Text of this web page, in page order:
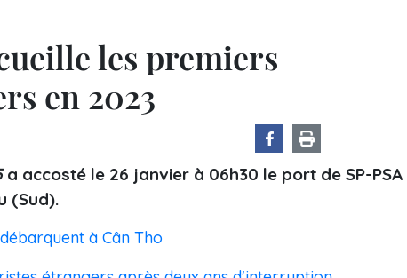
les premiers
en 2023
a accosté le 26 janvier à 06h30 le port de SP-PSA
(Sud).
à Cân Tho